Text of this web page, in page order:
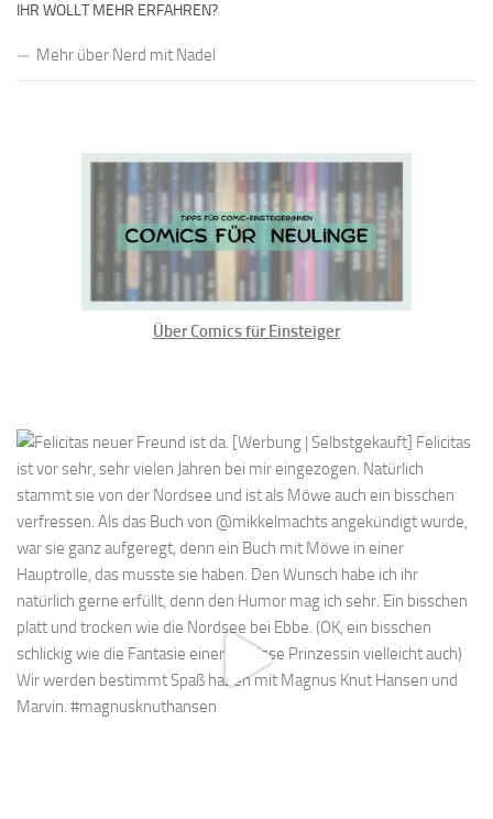
IHR WOLLT MEHR ERFAHREN?
Mehr über Nerd mit Nadel
Über Comics für Einsteiger